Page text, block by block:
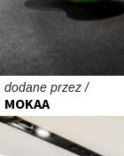
dodane przez /
MOKAA